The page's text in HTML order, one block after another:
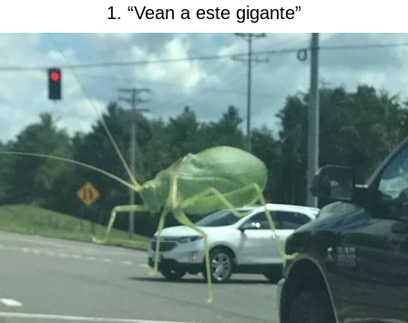
1. “Vean a este gigante”